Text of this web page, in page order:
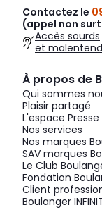
Contactez le
(appel non
Accès sourds
et
À propos de
Qui sommes
Plaisir partagé
L'espace Presse
Nos services
Nos marques
SAV marques
Le Club
Fondation
Client
Boulanger